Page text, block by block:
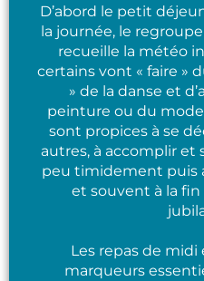
D’abord le petit
la journée, le
recueille la météo
certains vont « faire »
» de la danse et
peinture ou du
sont propices à se
autres, à accomplir et
peu timidement puis
et souvent à la
Les repas de
marqueurs